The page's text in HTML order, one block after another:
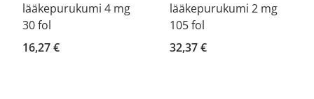
lääkepurukumi 4 mg
30 fol
16,27 €
lääkepurukumi 2 mg
105 fol
32,37 €